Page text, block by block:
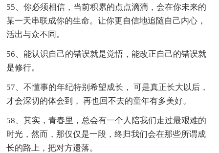
55、你必须相信，当前积累的点点滴滴，会在你未来的
某一天串联成你的生命。让你更自信地追随自己内心，
活出与众不同。
56、能认识自己的错误就是觉悟，能改正自己的错误就
是修行。
57、不懂事的年纪特别希望成长， 可是真正长大以后，
才会深切的体会到， 再也回不去的童年有多美好。
58、其实，青春里，总会有一个人陪我们走过最艰难的
时光，然而，那仅仅是一段，终归我们会在那些所谓成
长的路上，把对方遗落。